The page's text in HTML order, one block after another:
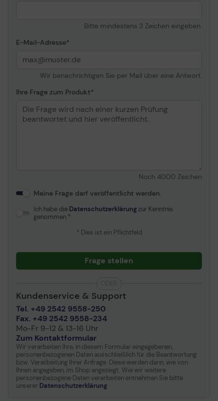
Bitte mindestens 3 Zeichen eingeben.
E-Mail-Adresse
Wir benachrichtigen Sie per Mail über eine Antwort.
Ihre Frage zum Produkt
Noch 4000 Zeichen
Meine Frage darf veröffentlicht werden.
Ich habe die Datenschutzerklärungzur Kenntnis
genommen.
* Dies ist ein Pflichtfeld
Frage stellen
Kundenservice & Support
Tel. +49 2542 9558-250
Fax. +49 2542 9558-234
Mo-Fr 9-12 & 13-16 Uhr
Zum Kontaktformular
Wir verarbeiten Ihre, in diesem Formular eingegebenen,
personenbezogenen Daten ausschließlich für die Beantwortung
bzw. Verarbeitung Ihrer Anfrage. Diese werden dann, wie von
Ihnen angegeben, im Shop angezeigt. Wie wir weitere
personenbezogene Daten verarbeiten entnehmen Sie bitte
unserer Datenschutzerklärung.